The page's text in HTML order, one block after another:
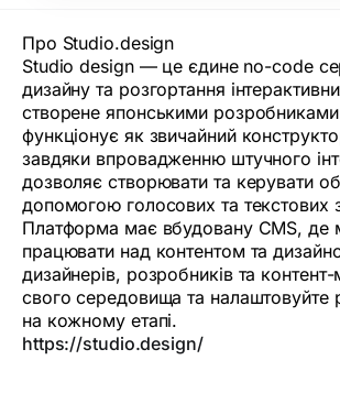
Про Studio.design
Studio design — це єдине no-code
дизайну та розгортання
створене японськими
функціонує як звичайний
завдяки впровадженню штучного
дозволяє створювати та керувати
допомогою голосових та текстових
Платформа має вбудовану CMS, де
працювати над контентом та
дизайнерів, розробників та
свого середовища та налаштовуйте
на кожному етапі.
https://studio.design/